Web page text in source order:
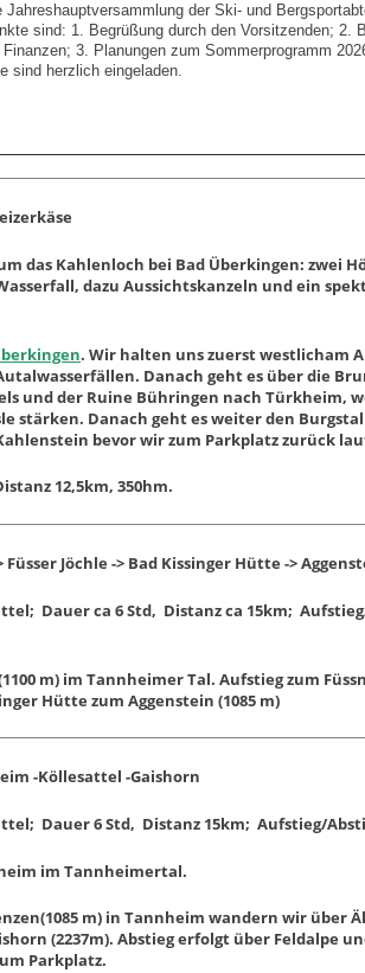
der Ski- und
sind: 1. Begrüßung durch den Vorsitzenden; 2.
3. Planungen zum Sommerprogramm
sind herzlich eingeladen.
das Kahlenloch bei Bad Überkingen: zwei
dazu Aussichtskanzeln und ein
. Wir halten uns zuerst westlicham
Danach geht es über die
und der Ruine Bühringen nach Türkheim,
stärken. Danach geht es weiter den
bevor wir zum Parkplatz zurück
12,5km, 350hm.
Füsser Jöchle -> Bad Kissinger Hütte ->
Dauer ca 6 Std, Distanz ca 15km;
m) im Tannheimer Tal. Aufstieg zum
Hütte zum Aggenstein (1085 m)
-Köllesattel -Gaishorn
Dauer 6 Std, Distanz 15km; Aufstieg/
im Tannheimertal.
m) in Tannheim wandern wir über
(2237m). Abstieg erfolgt über Feldalpe
Parkplatz.